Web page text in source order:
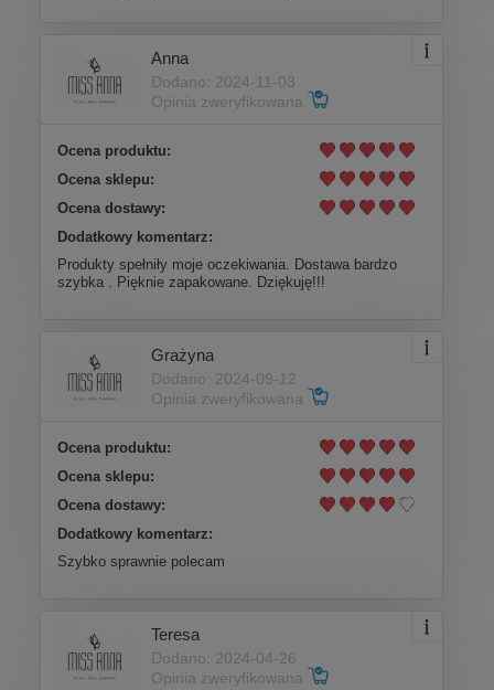
Anna
Dodano: 2024-11-03
Opinia zweryfikowana
Ocena produktu:
Ocena sklepu:
Ocena dostawy:
Dodatkowy komentarz:
Produkty spełniły moje oczekiwania. Dostawa bardzo
szybka . Pięknie zapakowane. Dziękuję!!!
Grażyna
Dodano: 2024-09-12
Opinia zweryfikowana
Ocena produktu:
Ocena sklepu:
Ocena dostawy:
Dodatkowy komentarz:
Szybko sprawnie polecam
Teresa
Dodano: 2024-04-26
Opinia zweryfikowana